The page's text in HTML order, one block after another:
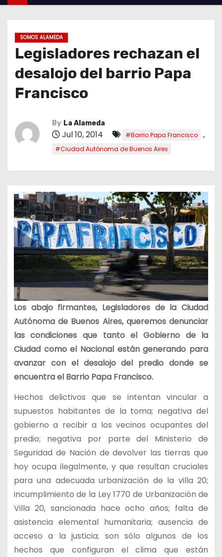
SOMOS ALAMEDA
Legisladores rechazan el
desalojo del barrio Papa
Francisco
By La Alameda
Jul 10, 2014 #Barrio Papa Francisco ,
#Ciudad Autónoma de Buenos Aires
Los abajo firmantes, Legisladores de la Ciudad
Autónoma de Buenos Aires, queremos denunciar
las condiciones que tanto el Gobierno de la
Ciudad como el Nacional están generando para
avanzar con el desalojo del predio donde se
encuentra el Barrio Papa Francisco.
Hechos delictivos que se intentan vincular a
supuestos habitantes de la toma; negativa del
gobierno a recibir a los vecinos ocupantes del
predio; negativa por parte del Ministerio de
Seguridad de Nación de devolver las tierras que
hoy ocupa ilegalmente, y que resultan cruciales
para una adecuada urbanización de la villa 20;
incumplimiento de la Ley 1770 de Urbanización de
Villa 20, sancionada hace ocho años; falta de
asistencia elemental humanitaria; ausencia de
acceso a la justicia; son sólo algunos de los
hechos que configuran el clima que están